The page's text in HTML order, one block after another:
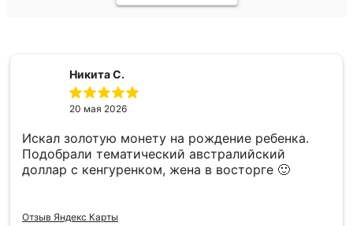
Никита С.
20 мая 2026
Искал золотую монету на рождение ребенка.
Подобрали тематический австралийский
доллар с кенгуренком, жена в восторге 🙂
Отзыв Яндекс Карты